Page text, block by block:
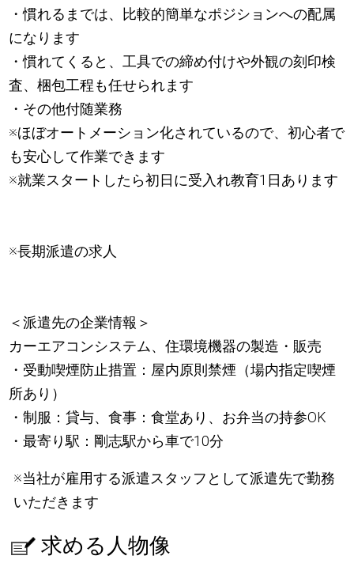
・慣れるまでは、比較的簡単なポジションへの配属
になります
・慣れてくると、工具での締め付けや外観の刻印検
査、梱包工程も任せられます
・その他付随業務
※ほぼオートメーション化されているので、初心者で
も安心して作業できます
※就業スタートしたら初日に受入れ教育1日あります
※長期派遣の求人
＜派遣先の企業情報＞
カーエアコンシステム、住環境機器の製造・販売
・受動喫煙防止措置：屋内原則禁煙（場内指定喫煙
所あり）
・制服：貸与、食事：食堂あり、お弁当の持参OK
・最寄り駅：剛志駅から車で10分
※当社が雇用する派遣スタッフとして派遣先で勤務
いただきます
求める人物像